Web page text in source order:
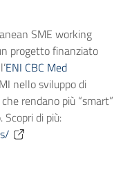
SME working
progetto finanziato
ENI CBC Med
nello sviluppo di
rendano più “smart”
di più: